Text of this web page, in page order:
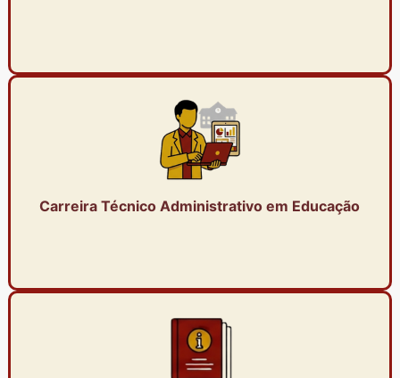
Carreira Técnico Administrativo em Educação